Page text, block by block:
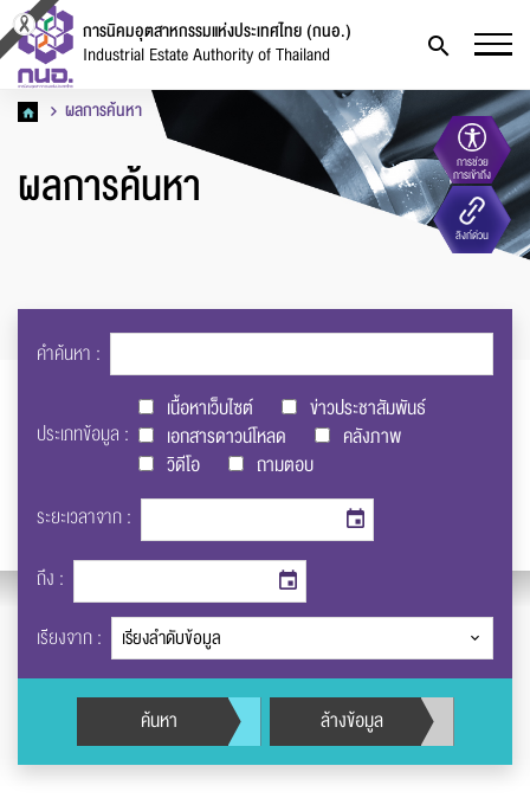
การนิคมอุตสาหกรรมแห่งประเทศไทย (กนอ.)
Industrial Estate Authority of Thailand
การช่วย
การเข้าถึง
ลิงก์ด่วน
ผลการค้นหา
ผลการค้นหา
คำค้นหา :
ประเภทข้อมูล :
เนื้อหาเว็บไซต์
ข่าวประชาสัมพันธ์
เอกสารดาวน์โหลด
คลังภาพ
วิดีโอ
ถามตอบ
ระยะเวลาจาก :
ถึง :
เรียงจาก :
ค้นหา ล้างข้อมูล
ชื่อ*
เบอร์โทรศัพท์*